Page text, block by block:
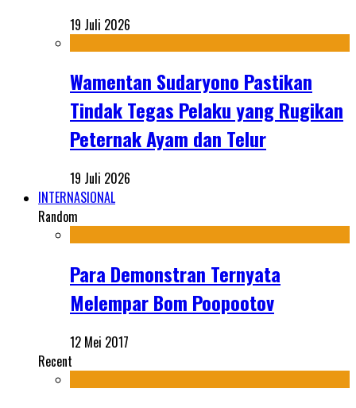
19 Juli 2026
Wamentan Sudaryono Pastikan
Tindak Tegas Pelaku yang Rugikan
Peternak Ayam dan Telur
19 Juli 2026
INTERNASIONAL
Random
Para Demonstran Ternyata
Melempar Bom Poopootov
12 Mei 2017
Recent